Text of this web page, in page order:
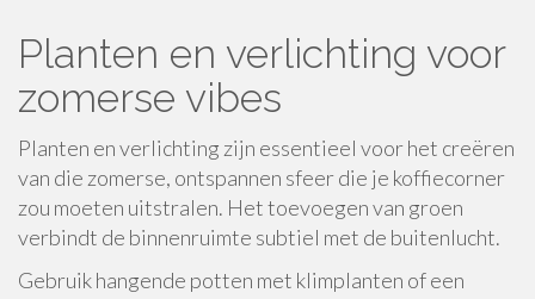
Planten en verlichting voor
zomerse vibes
Planten en verlichting zijn essentieel voor het creëren
van die zomerse, ontspannen sfeer die je koffiecorner
zou moeten uitstralen. Het toevoegen van groen
verbindt de binnenruimte subtiel met de buitenlucht.
Gebruik hangende potten met klimplanten of een